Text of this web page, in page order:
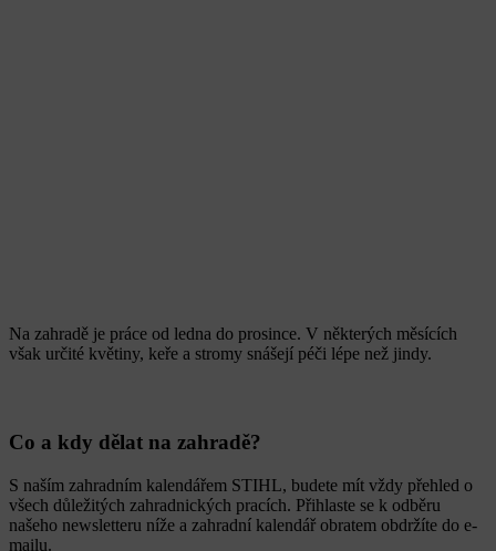
Na zahradě je práce od ledna do prosince. V některých měsících
však určité květiny, keře a stromy snášejí péči lépe než jindy.
Co a kdy dělat na zahradě?
S naším zahradním kalendářem STIHL, budete mít vždy přehled o
všech důležitých zahradnických pracích. Přihlaste se k odběru
našeho newsletteru níže a zahradní kalendář obratem obdržíte do e-
mailu.